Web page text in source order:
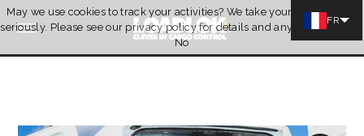
Ignorer et passer au contenu
Citation
May we use cookies to track your activities? We take your privacy very
seriously. Please see our privacy policy for details and any questions.
No
FR